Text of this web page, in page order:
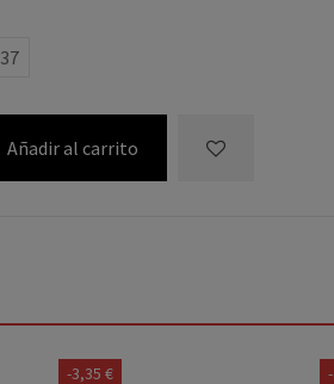
37
Añadir al carrito
-3,35 €